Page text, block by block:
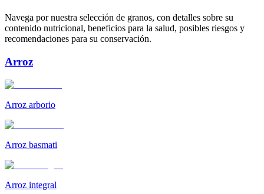
Navega por nuestra selección de granos, con detalles sobre su
contenido nutricional, beneficios para la salud, posibles riesgos y
recomendaciones para su conservación.
Arroz
Arroz arborio
Arroz basmati
Arroz integral